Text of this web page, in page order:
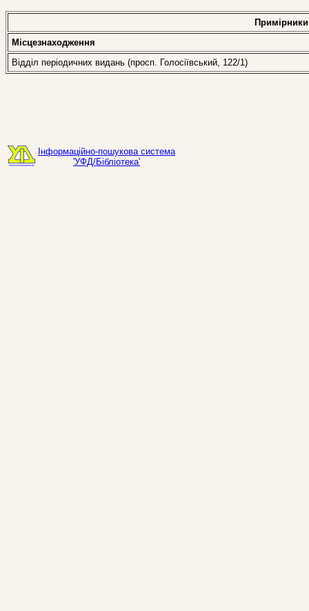
Примірники
Місцезнаходження
Відділ періодичних видань (просп. Голосіївський, 122/1)
Інформаційно-пошукова система
'УФД/Бібліотека'